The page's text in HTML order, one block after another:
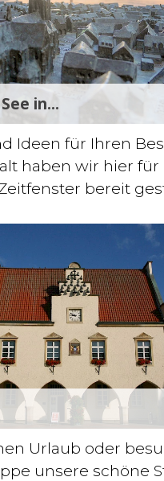
in...
Ideen für Ihren
haben wir hier für
bereit
Urlaub oder
unsere schöne